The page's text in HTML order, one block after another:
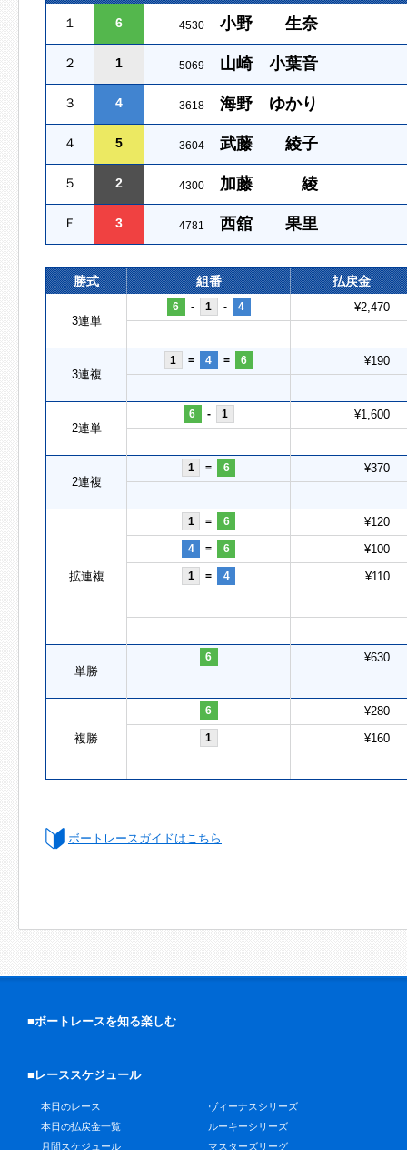
１ 6 4530 小野 生奈
２ 1 5069 山崎 小葉音
３ 4 3618 海野 ゆかり
４ 5 3604 武藤 綾子
５ 2 4300 加藤 綾
Ｆ 3 4781 西舘 果里
勝式 組番 払戻金
3連単
6 - 1 - 4 ¥2,470
3連複
1 = 4 = 6 ¥190
2連単
6 - 1 ¥1,600
2連複
1 = 6 ¥370
拡連複
1 = 6 ¥120
4 = 6 ¥100
1 = 4 ¥110
単勝
6 ¥630
複勝
6 ¥280
1 ¥160
ボートレースガイドはこちら
■ボートレースを知る楽しむ
■レーススケジュール
本日のレース
本日の払戻金一覧
月間スケジュール
ヴィーナスシリーズ
ルーキーシリーズ
マスターズリーグ